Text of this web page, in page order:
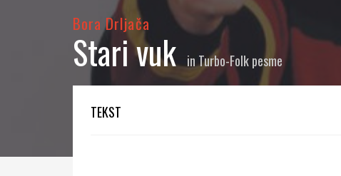
Bora Drljača
Stari vuk inTurbo-Folk pesme
TEKST